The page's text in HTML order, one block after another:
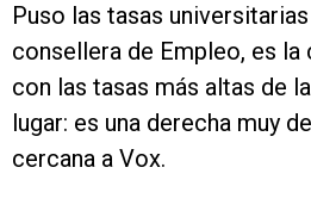
Puso las tasas
consellera de Empleo, es la
con las tasas más altas de
lugar: es una derecha muy
cercana a Vox.